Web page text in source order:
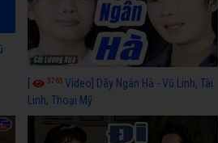
3765 Video] Dãy Ngân Hà - Vũ Linh, Tài
Linh, Thoại Mỹ